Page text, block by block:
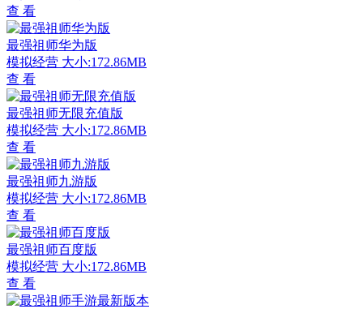
查 看
最强祖师华为版
模拟经营 大小:172.86MB
查 看
最强祖师无限充值版
模拟经营 大小:172.86MB
查 看
最强祖师九游版
模拟经营 大小:172.86MB
查 看
最强祖师百度版
模拟经营 大小:172.86MB
查 看